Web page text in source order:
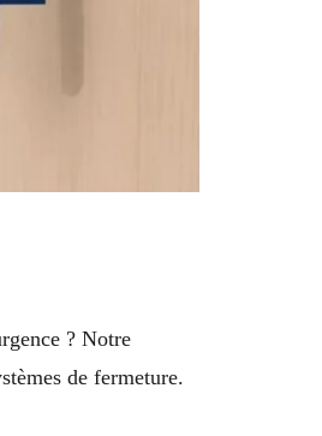
? Notre
de fermeture.